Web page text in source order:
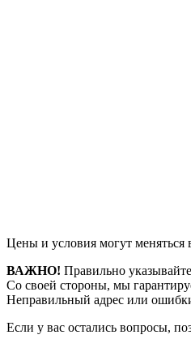
Цены и условия могут меняться
ВАЖНО! Правильно
Со своей стороны, мы
Неправильный адрес или
Если у вас остались вопросы,